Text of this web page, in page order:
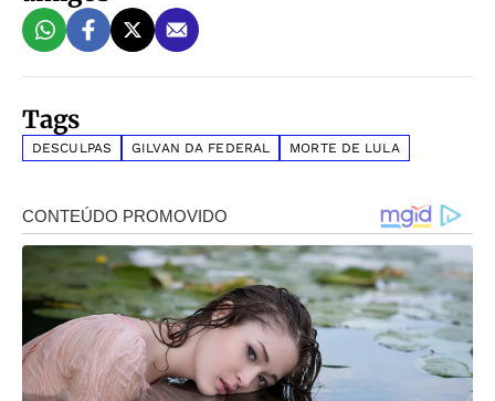
Tags
DESCULPAS GILVAN DA FEDERAL MORTE DE LULA